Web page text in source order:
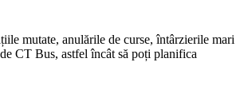
mutate, anulările de curse, întârzierile mari
CT Bus, astfel încât să poți planifica